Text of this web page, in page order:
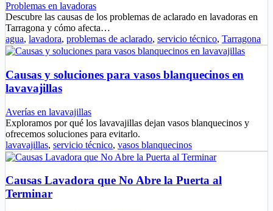
Problemas en lavadoras
Descubre las causas de los problemas de aclarado en lavadoras en
Tarragona y cómo afecta…
agua, lavadora, problemas de aclarado, servicio técnico, Tarragona
Causas y soluciones para vasos blanquecinos en
lavavajillas
Averías en lavavajillas
Exploramos por qué los lavavajillas dejan vasos blanquecinos y
ofrecemos soluciones para evitarlo.
lavavajillas, servicio técnico, vasos blanquecinos
Causas Lavadora que No Abre la Puerta al
Terminar